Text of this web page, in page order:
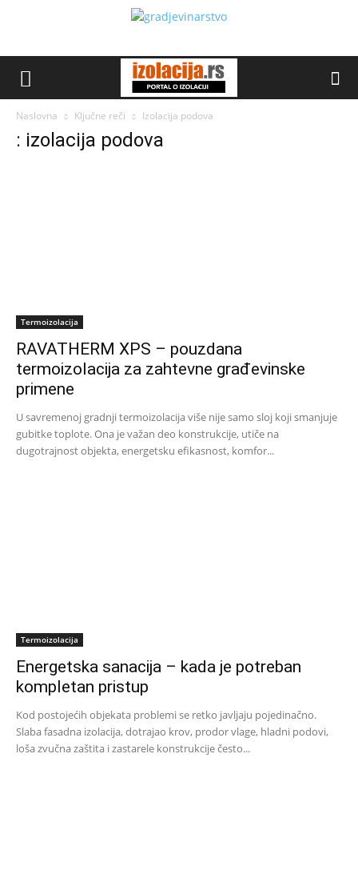
Naslovna Ključne reči Izolacija podova
: izolacija podova
Termoizolacija
RAVATHERM XPS – pouzdana
termoizolacija za zahtevne građevinske
primene
U savremenoj gradnji termoizolacija više nije samo sloj koji smanjuje
gubitke toplote. Ona je važan deo konstrukcije, utiče na
dugotrajnost objekta, energetsku efikasnost, komfor...
Termoizolacija
Energetska sanacija – kada je potreban
kompletan pristup
Kod postojećih objekata problemi se retko javljaju pojedinačno.
Slaba fasadna izolacija, dotrajao krov, prodor vlage, hladni podovi,
loša zvučna zaštita i zastarele konstrukcije često...